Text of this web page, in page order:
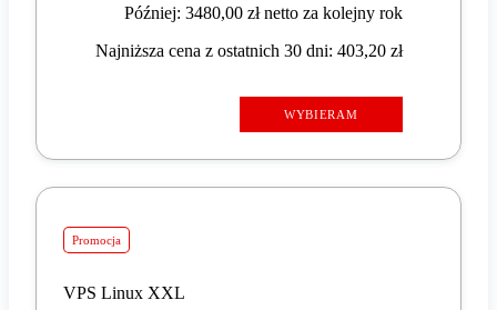
Później: 3480,00 zł netto za kolejny rok
Najniższa cena z ostatnich 30 dni: 403,20 zł
WYBIERAM
Promocja
VPS Linux XXL